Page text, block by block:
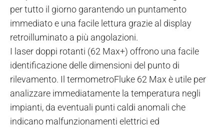
per tutto il giorno garantendo un puntamento
immediato e una facile lettura grazie al display
retroilluminato a più angolazioni.
I laser doppi rotanti (62 Max+) offrono una facile
identificazione delle dimensioni del punto di
rilevamento. Il termometroFluke 62 Max è utile per
analizzare immediatamente la temperatura negli
impianti, da eventuali punti caldi anomali che
indicano malfunzionamenti elettrici ed